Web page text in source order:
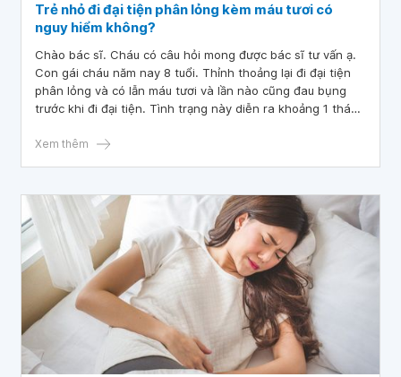
Trẻ nhỏ đi đại tiện phân lỏng kèm máu tươi có
nguy hiểm không?
Chào bác sĩ. Cháu có câu hỏi mong được bác sĩ tư vấn ạ.
Con gái cháu năm nay 8 tuổi. Thỉnh thoảng lại đi đại tiện
phân lỏng và có lẫn máu tươi và lần nào cũng đau bụng
trước khi đi đại tiện. Tình trạng này diễn ra khoảng 1 tháng
đi khám được. Xin hỏi bác sĩ con cháu bị như vậy có nguy
Xem thêm